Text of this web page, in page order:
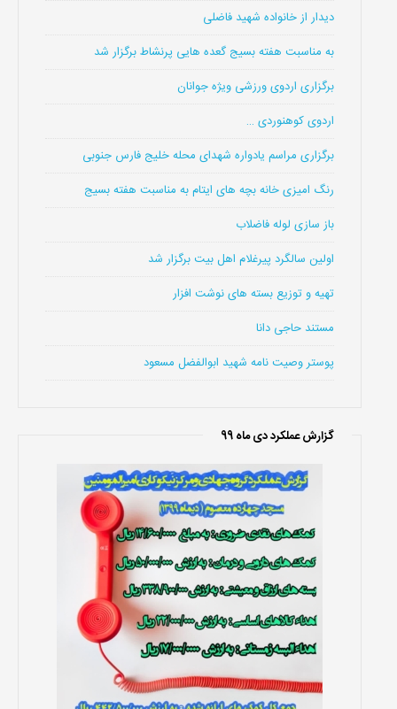
دیدار از خانواده شهید فاضلی
به مناسبت هفته بسیج گعده هایی پرنشاط برگزار شد
برگزاری اردوی ورزشی ویژه جوانان
اردوی کوهنوردی …
برگزاری مراسم یادواره شهدای محله خلیج فارس جنوبی
رنگ امیزی خانه بچه های ایتام به مناسبت هفته بسیج
باز سازی لوله فاضلاب
اولین سالگرد پیرغلام اهل بیت برگزار شد
تهیه و توزیع بسته های نوشت افزار
مستند حاجی دانا
پوستر وصیت نامه شهید ابوالفضل مسعود
گزارش عملکرد دی ماه 99